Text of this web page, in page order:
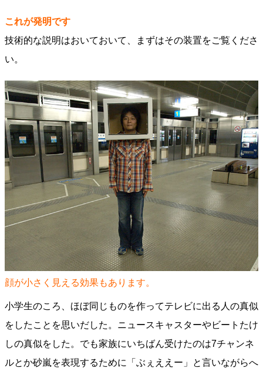
これが発明です
技術的な説明はおいておいて、まずはその装置をご覧くださ
い。
顔が小さく見える効果もあります。
小学生のころ、ほぼ同じものを作ってテレビに出る人の真似
をしたことを思いだした。ニュースキャスターやビートたけ
しの真似をした。でも家族にいちばん受けたのは7チャンネ
ルとか砂嵐を表現するために「ぶぇええー」と言いながらへ